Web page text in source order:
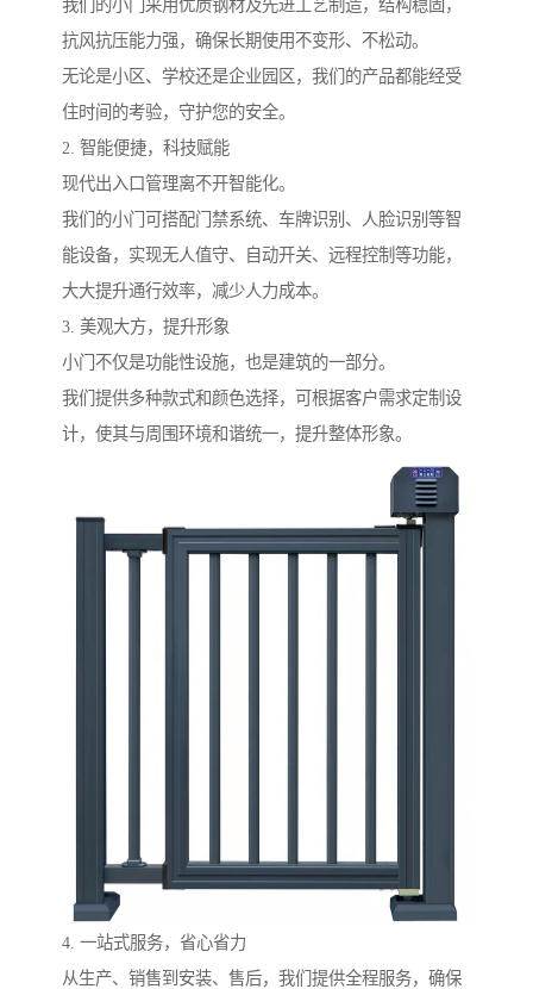
我们的小门采用优质钢材及先进工艺制造，结构稳固，
抗风抗压能力强，确保长期使用不变形、不松动。
无论是小区、学校还是企业园区，我们的产品都能经受
住时间的考验，守护您的安全。
2. 智能便捷，科技赋能
现代出入口管理离不开智能化。
我们的小门可搭配门禁系统、车牌识别、人脸识别等智
能设备，实现无人值守、自动开关、远程控制等功能，
大大提升通行效率，减少人力成本。
3. 美观大方，提升形象
小门不仅是功能性设施，也是建筑的一部分。
我们提供多种款式和颜色选择，可根据客户需求定制设
计，使其与周围环境和谐统一，提升整体形象。
4. 一站式服务，省心省力
从生产、销售到安装、售后，我们提供全程服务，确保